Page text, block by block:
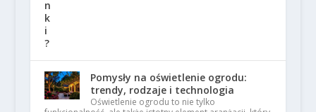
Pomysły na oświetlenie ogrodu:
trendy, rodzaje i technologia
Oświetlenie ogrodu to nie tylko